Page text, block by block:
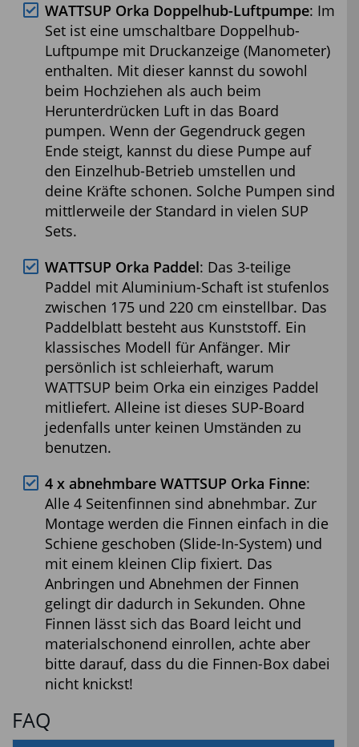
WATTSUP Orka Doppelhub-Luftpumpe: Im
Set ist eine umschaltbare Doppelhub-
Luftpumpe mit Druckanzeige (Manometer)
enthalten. Mit dieser kannst du sowohl
beim Hochziehen als auch beim
Herunterdrücken Luft in das Board
pumpen. Wenn der Gegendruck gegen
Ende steigt, kannst du diese Pumpe auf
den Einzelhub-Betrieb umstellen und
deine Kräfte schonen. Solche Pumpen sind
mittlerweile der Standard in vielen SUP
Sets.
WATTSUP Orka Paddel: Das 3-teilige
Paddel mit Aluminium-Schaft ist stufenlos
zwischen 175 und 220 cm einstellbar. Das
Paddelblatt besteht aus Kunststoff. Ein
klassisches Modell für Anfänger. Mir
persönlich ist schleierhaft, warum
WATTSUP beim Orka ein einziges Paddel
mitliefert. Alleine ist dieses SUP-Board
jedenfalls unter keinen Umständen zu
benutzen.
4 x abnehmbare WATTSUP Orka Finne:
Alle 4 Seitenfinnen sind abnehmbar. Zur
Montage werden die Finnen einfach in die
Schiene geschoben (Slide-In-System) und
mit einem kleinen Clip fixiert. Das
Anbringen und Abnehmen der Finnen
gelingt dir dadurch in Sekunden. Ohne
Finnen lässt sich das Board leicht und
materialschonend einrollen, achte aber
bitte darauf, dass du die Finnen-Box dabei
nicht knickst!
FAQ